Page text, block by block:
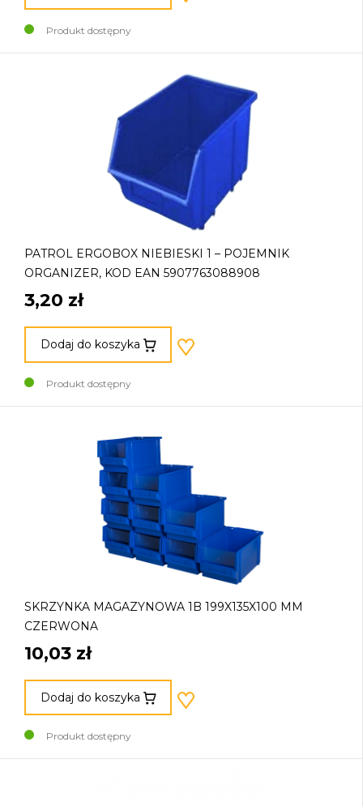
Produkt dostępny
PATROL ERGOBOX NIEBIESKI 1 – POJEMNIK
ORGANIZER, KOD EAN 5907763088908
3,20 zł
Dodaj do koszyka
Produkt dostępny
SKRZYNKA MAGAZYNOWA 1B 199X135X100 MM
CZERWONA
10,03 zł
Dodaj do koszyka
Produkt dostępny